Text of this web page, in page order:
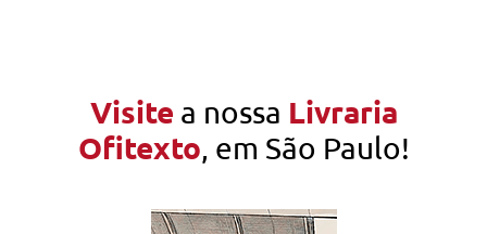
Visite a nossa Livraria
Ofitexto, em São Paulo!